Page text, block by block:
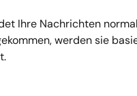
Ihre Nachrichten
werden sie